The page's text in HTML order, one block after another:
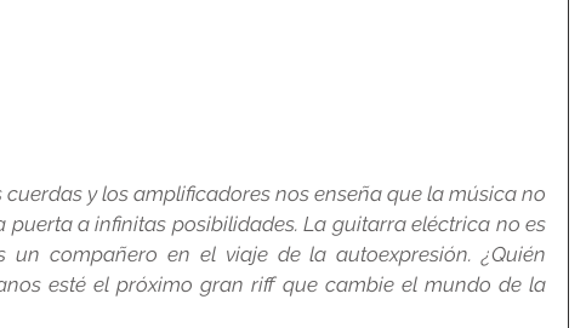
cuerdas y los amplificadores nos enseña que la música no
puerta a infinitas posibilidades. La guitarra eléctrica no es
un compañero en el viaje de la autoexpresión. ¿Quién
esté el próximo gran riff que cambie el mundo de la